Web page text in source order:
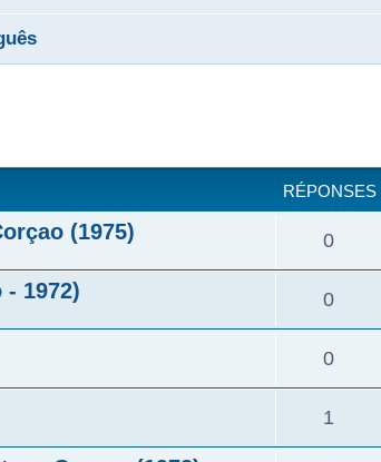
RÉPONSES
(1975) 0R
p
1972) 0R
p
0R
p
1